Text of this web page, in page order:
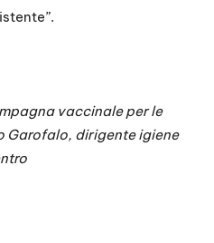
vaccinale per le
Garofalo, dirigente igiene